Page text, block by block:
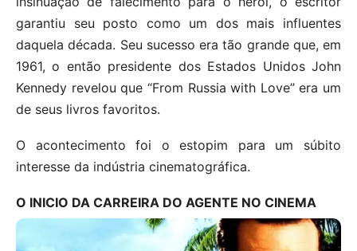
garantiu seu posto como um dos mais influentes
daquela década. Seu sucesso era tão grande que, em
1961, o então presidente dos Estados Unidos John
Kennedy revelou que “From Russia with Love” era um
de seus livros favoritos.
O acontecimento foi o estopim para um súbito
interesse da indústria cinematográfica.
O INICIO DA CARREIRA DO AGENTE NO CINEMA